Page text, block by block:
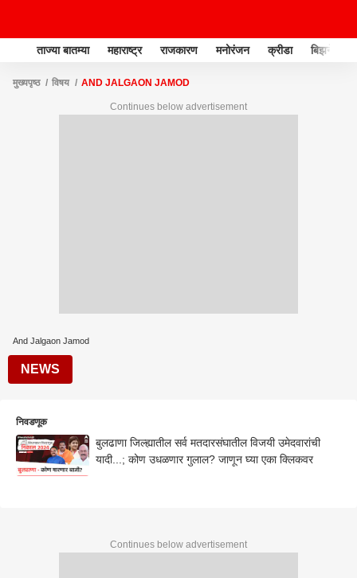
ताज्या बातम्या महाराष्ट्र राजकारण मनोरंजन क्रीडा बिझनेस
मुख्यपृष्ठ विषय AND JALGAON JAMOD
Continues below advertisement
And Jalgaon Jamod
NEWS
निवडणूक
बुलढाणा जिल्ह्यातील सर्व मतदारसंघातील विजयी उमेदवारांची
यादी...; कोण उधळणार गुलाल? जाणून घ्या एका क्लिकवर
Continues below advertisement